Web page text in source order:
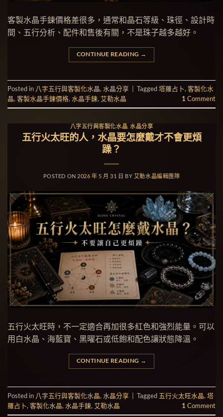
客製水晶手鍊價格差很多，通常和晶石等級、珠徑、設計時
間、五行分析、配件和售後有關，不是珠子越多越好。
CONTINUE READING →
Posted in 八字五行與客製化水晶, 水晶分享 Tagged塔羅占卜, 客製化水
晶, 客製水晶手鍊價格, 水晶手鍊, 艾勒水晶 1 Comment
八字五行與客製化水晶 ,水晶分享
五行火太旺的人，水晶要怎麼戴才不會更煩
躁？
POSTED ON 2026 年 5 月 31 日 BY 艾勒水晶編輯團隊
五行火太旺時，不一定適合再加很多紅色和強烈能量。可以
用白水晶、海藍寶、黑曜石或低飽和配色讓狀態降溫。
CONTINUE READING →
Posted in 八字五行與客製化水晶, 水晶分享 Tagged 五行火太旺水晶, 塔
羅占卜, 客製化水晶, 水晶手鍊, 艾勒水晶 1 Comment